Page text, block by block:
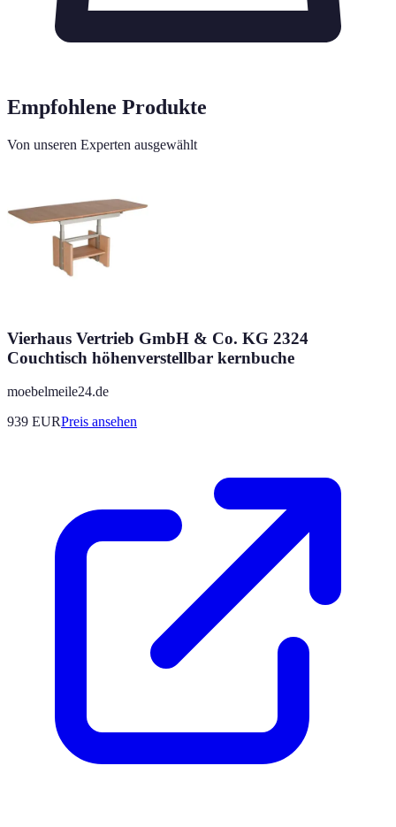
Empfohlene Produkte
Von unseren Experten ausgewählt
Vierhaus Vertrieb GmbH & Co. KG 2324
Couchtisch höhenverstellbar kernbuche
moebelmeile24.de
939 EURPreis ansehen